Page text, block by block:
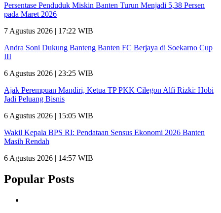
Persentase Penduduk Miskin Banten Turun Menjadi 5,38 Persen
pada Maret 2026
7 Agustus 2026 | 17:22 WIB
Andra Soni Dukung Banteng Banten FC Berjaya di Soekarno Cup
III
6 Agustus 2026 | 23:25 WIB
Ajak Perempuan Mandiri, Ketua TP PKK Cilegon Alfi Rizki: Hobi
Jadi Peluang Bisnis
6 Agustus 2026 | 15:05 WIB
Wakil Kepala BPS RI: Pendataan Sensus Ekonomi 2026 Banten
Masih Rendah
6 Agustus 2026 | 14:57 WIB
Popular Posts